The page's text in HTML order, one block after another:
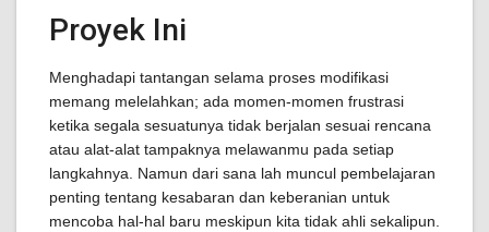
Proyek Ini
Menghadapi tantangan selama proses modifikasi
memang melelahkan; ada momen-momen frustrasi
ketika segala sesuatunya tidak berjalan sesuai rencana
atau alat-alat tampaknya melawanmu pada setiap
langkahnya. Namun dari sana lah muncul pembelajaran
penting tentang kesabaran dan keberanian untuk
mencoba hal-hal baru meskipun kita tidak ahli sekalipun.